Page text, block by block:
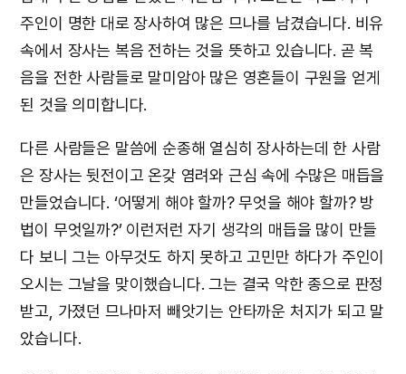
주인이 명한 대로 장사하여 많은 므나를 남겼습니다. 비유
속에서 장사는 복음 전하는 것을 뜻하고 있습니다. 곧 복
음을 전한 사람들로 말미암아 많은 영혼들이 구원을 얻게
된 것을 의미합니다.
다른 사람들은 말씀에 순종해 열심히 장사하는데 한 사람
은 장사는 뒷전이고 온갖 염려와 근심 속에 수많은 매듭을
만들었습니다. ‘어떻게 해야 할까? 무엇을 해야 할까? 방
법이 무엇일까?’ 이런저런 자기 생각의 매듭을 많이 만들
다 보니 그는 아무것도 하지 못하고 고민만 하다가 주인이
오시는 그날을 맞이했습니다. 그는 결국 악한 종으로 판정
받고, 가졌던 므나마저 빼앗기는 안타까운 처지가 되고 말
았습니다.